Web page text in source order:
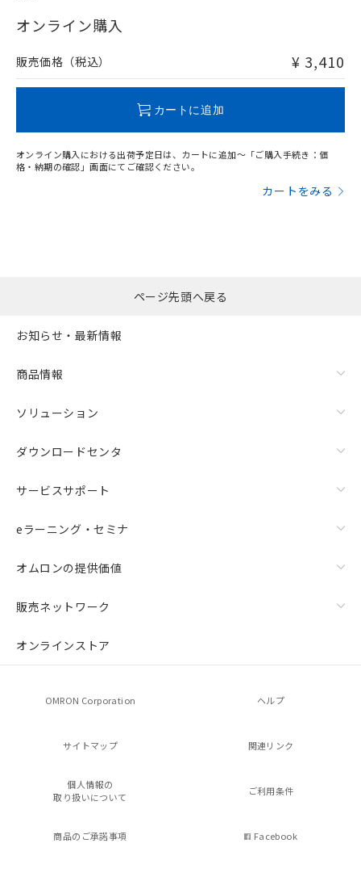
在庫等で未対応品が混在する可能性があります。
問い合わせください。
オンライン購入
販売価格（税込） ¥ 3,410
カートに追加
オンライン購入における出荷予定日は、カートに追加～「ご購入手続き：価
格・納期の確認」画面にてご確認ください。
カートをみる
ページ先頭へ戻る
お知らせ・最新情報
商品情報
ソリューション
ダウンロードセンタ
サービスサポート
eラーニング・セミナ
オムロンの提供価値
販売ネットワーク
オンラインストア
OMRON Corporation ヘルプ
サイトマップ 関連リンク
個人情報の
取り扱いについて
ご利用条件
商品のご承諾事項 Facebook